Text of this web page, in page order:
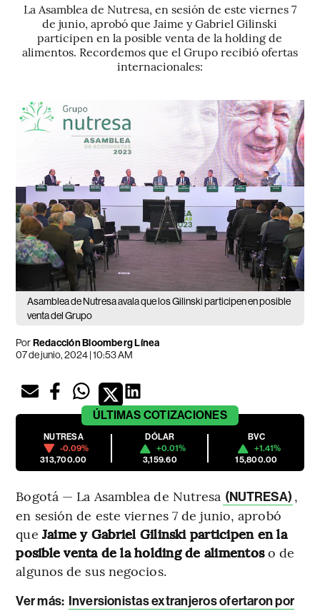
La Asamblea de Nutresa, en sesión de este viernes 7
de junio, aprobó que Jaime y Gabriel Gilinski
participen en la posible venta de la holding de
alimentos. Recordemos que el Grupo recibió ofertas
internacionales:
Asamblea de Nutresa avala que los Gilinski participen en posible
venta del Grupo
PorRedacción Bloomberg Línea
07 de junio, 2024 | 10:53 AM
ÚLTIMAS COTIZACIONES
NUTRESA
-0.09%
313,700.00
DÓLAR
+0.01%
3,159.60
BVC
+1.41%
15,800.00
Bogotá — La Asamblea de Nutresa (NUTRESA) ,
en sesión de este viernes 7 de junio, aprobó
que Jaime y Gabriel Gilinski participen en la
posible venta de la holding de alimentoso de
algunos de sus negocios.
Ver más: Inversionistas extranjeros ofertaron por